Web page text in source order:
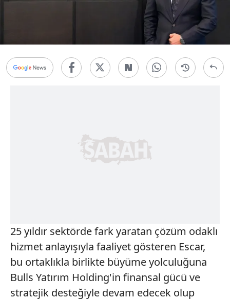
25 yıldır sektörde fark yaratan çözüm odaklı
hizmet anlayışıyla faaliyet gösteren Escar,
bu ortaklıkla birlikte büyüme yolculuğuna
Bulls Yatırım Holding'in finansal gücü ve
stratejik desteğiyle devam edecek olup